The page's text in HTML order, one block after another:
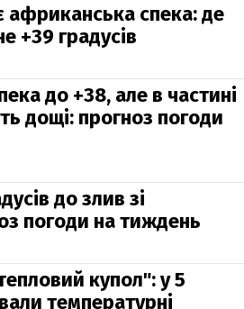
африканська спека: де
+39 градусів
до +38, але в частині
дощі: прогноз погоди
до злив зі
погоди на тиждень
купол": у 5
температурні